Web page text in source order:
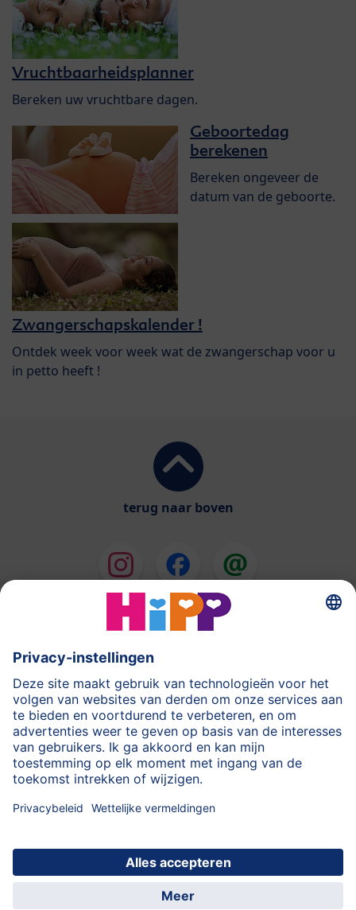
Vruchtbaarheidsplanner
Bereken uw vruchtbare dagen.
Geboortedag
berekenen
Bereken ongeveer de
datum van de geboorte.
Zwangerschapskalender !
Ontdek week voor week wat de zwangerschap voor u
in petto heeft !
terug naar boven
HiPP Melkbereidingen
HiPP Babyvoeding
HiPP tijdens de Zwangerschap
Privacyverklaring
Gebruiksvoorwaarden
Stempel
Meer over HiPP Contact
© 2026 HiPP